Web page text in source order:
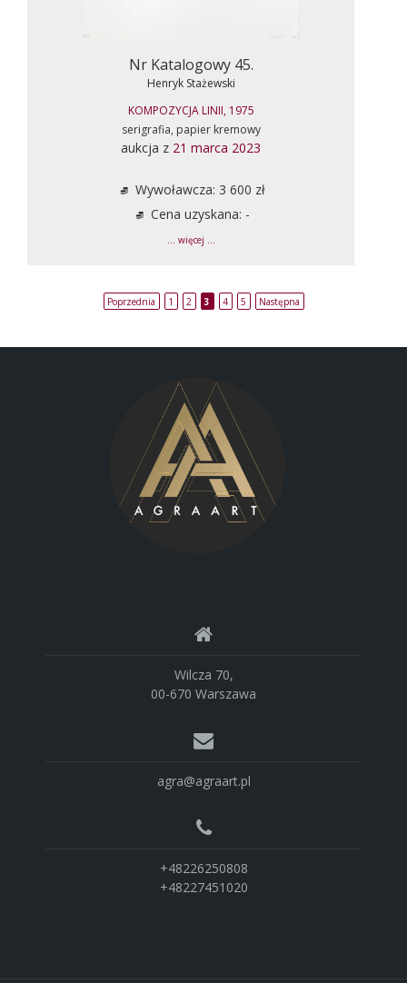
Nr Katalogowy 45.
Henryk Stażewski
KOMPOZYCJA LINII, 1975
serigrafia, papier kremowy
aukcja z 21 marca 2023
Wywoławcza: 3 600 zł
Cena uzyskana: -
... więcej ...
Poprzednia 1 2 3 4 5 Następna
Wilcza 70,
00-670 Warszawa
agra@agraart.pl
+48226250808
+48227451020